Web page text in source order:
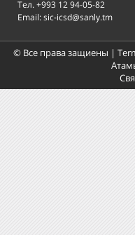
Тел. +993 12 94-05-82
Email: sic-icsd@sanly.tm
© Все права защиены |